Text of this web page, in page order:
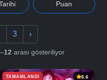
Puan
3 ›
–12 arası gösteriliyor
TAMAMLANDI 6.6